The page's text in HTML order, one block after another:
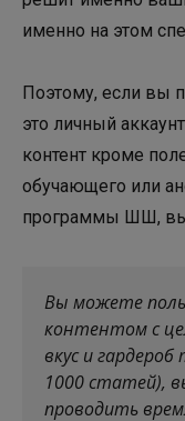
именно на этом
Поэтому, если вы
это личный
контент кроме
обучающего или
программы ШШ, вы
Вы можете
контентом с
вкус и
1000 статей),
проводить